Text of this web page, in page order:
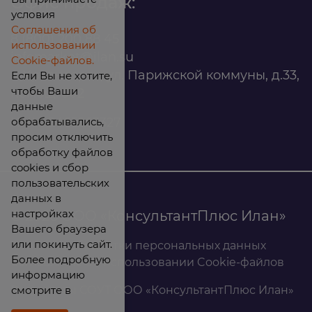
infomarket@ilan.su
г. Красноярск, ул. Парижской коммуны, д.33,
помещ. 302
ИНН: 2465263327
© 2026 ООО «КонсультантПлюс Илан»
Политика обработки персональных данных
Соглашение об использовании Cookie-файлов
Результаты СОУТ ООО «КонсультантПлюс Илан»
условия
Соглашения об
использовании
Cookie-файлов.
Если Вы не хотите,
чтобы Ваши
данные
обрабатывались,
просим отключить
обработку файлов
cookies и сбор
пользовательских
данных в
настройках
Вашего браузера
или покинуть сайт.
Более подробную
информацию
смотрите в